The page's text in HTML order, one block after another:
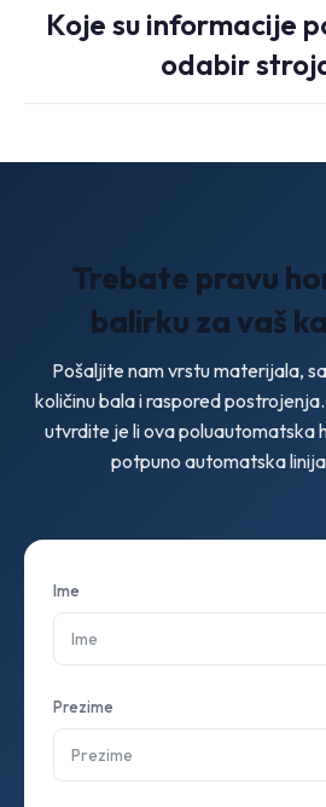
često je najuravnoteženiji izbor.
boce, ostatke PP i PE folije te
Koje su informacije
odabir
Trebate pravu
balirku za vaš
Pošaljite nam vrstu materijala,
količinu bala i raspored
utvrdite je li ova poluautomatska
potpuno automatska
Ime
Prezime